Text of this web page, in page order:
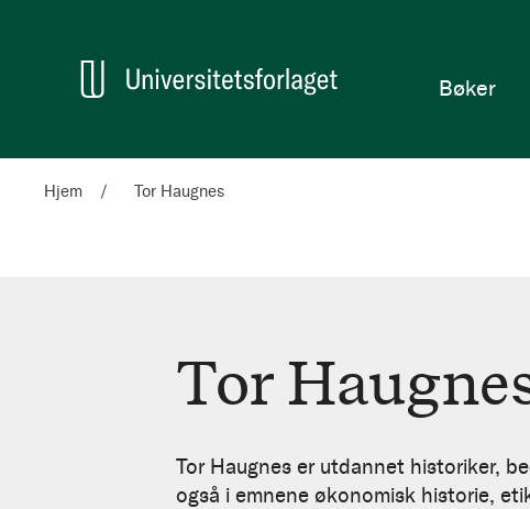
Hjem
Bøker
Hjem Tor Haugnes
Haugnes
Tor
Tor Haugnes er utdannet historiker,
også i emnene økonomisk historie,